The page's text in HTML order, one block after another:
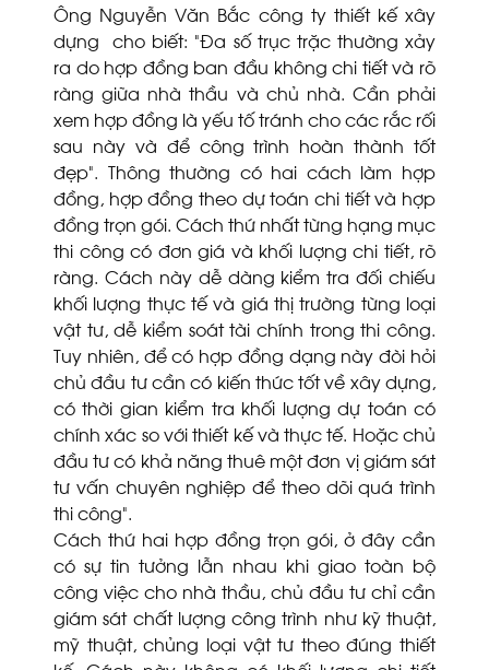
Ông Nguyễn Văn Bắc công ty thiết kế xây
dựng cho biết: “Đa số trục trặc thường xảy
ra do hợp đồng ban đầu không chi tiết và rõ
ràng giữa nhà thầu và chủ nhà. Cần phải
xem hợp đồng là yếu tố tránh cho các rắc rối
sau này và để công trình hoàn thành tốt
đẹp”. Thông thường có hai cách làm hợp
đồng, hợp đồng theo dự toán chi tiết và hợp
đồng trọn gói. Cách thứ nhất từng hạng mục
thi công có đơn giá và khối lượng chi tiết, rõ
ràng. Cách này dễ dàng kiểm tra đối chiếu
khối lượng thực tế và giá thị trường từng loại
vật tư, dễ kiểm soát tài chính trong thi công.
Tuy nhiên, để có hợp đồng dạng này đòi hỏi
chủ đầu tư cần có kiến thức tốt về xây dựng,
có thời gian kiểm tra khối lượng dự toán có
chính xác so với thiết kế và thực tế. Hoặc chủ
đầu tư có khả năng thuê một đơn vị giám sát
tư vấn chuyên nghiệp để theo dõi quá trình
thi công”.
Cách thứ hai hợp đồng trọn gói, ở đây cần
có sự tin tưởng lẫn nhau khi giao toàn bộ
công việc cho nhà thầu, chủ đầu tư chỉ cần
giám sát chất lượng công trình như kỹ thuật,
mỹ thuật, chủng loại vật tư theo đúng thiết